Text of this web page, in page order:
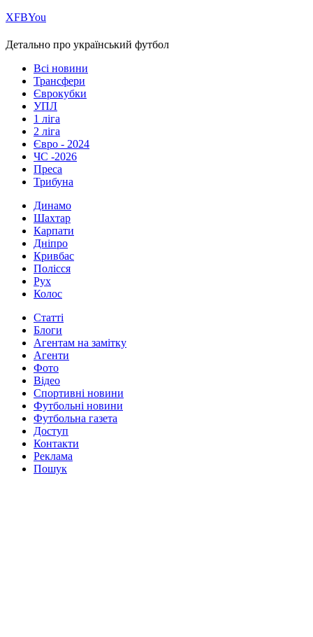
ХFBYou
Детально про український футбол
Всі новини
Трансфери
Єврокубки
УПЛ
1 ліга
2 ліга
Євро - 2024
ЧС -2026
Преса
Трибуна
Динамо
Шахтар
Карпати
Дніпро
Кривбас
Полісся
Рух
Колос
Статті
Блоги
Агентам на замітку
Агенти
Фото
Відео
Спортивні новини
Футбольні новини
Футбольна газета
Доступ
Контакти
Реклама
Пошук